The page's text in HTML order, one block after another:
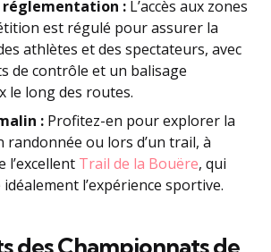
réglementation : L’accès aux zones
est régulé pour assurer la
athlètes et des spectateurs, avec
de contrôle et un balisage
le long des routes.
: Profitez-en pour explorer la
randonnée ou lors d’un trail, à
l’excellent Trail de la Bouëre, qui
l’expérience sportive.